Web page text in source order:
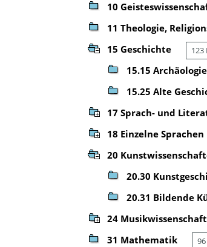
10
11 Theologie,
15 Geschichte 123
15.15 Archäologie
15.25 Alte
17 Sprach- und
18 Einzelne
20
20.30
20.31 Bildende
24 Musikwissenschaft
31 Mathematik